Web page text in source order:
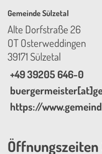
Gemeinde Sülzetal
Alte Dorfstraße 26
OT Osterweddingen
39171 Sülzetal
+49 39205 646-0
https://
Öffnungszeiten